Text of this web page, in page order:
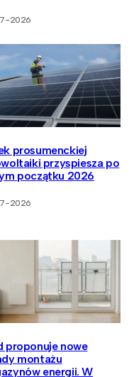
2026
prosumenckiej
przyspiesza po
początku 2026
2026
proponuje nowe
montażu
energii. W